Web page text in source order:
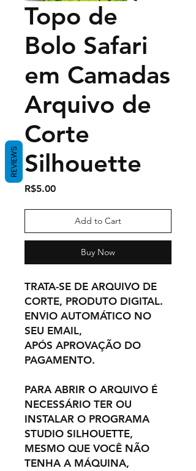
Topo de
Bolo Safari
em Camadas
Arquivo de
Corte
Silhouette
R$5.00Price
Add to Cart
Buy Now
TRATA-SE DE ARQUIVO DE
CORTE, PRODUTO DIGITAL.
ENVIO AUTOMÁTICO NO
SEU EMAIL,
APÓS APROVAÇÃO DO
PAGAMENTO.
PARA ABRIR O ARQUIVO É
NECESSÁRIO TER OU
INSTALAR O PROGRAMA
STUDIO SILHOUETTE,
MESMO QUE VOCÊ NÃO
TENHA A MÁQUINA,
REVIEWS